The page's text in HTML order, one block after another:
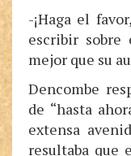
-¡Haga el
escribir
mejor que su
Dencombe
de “hasta
extensa
resultaba que